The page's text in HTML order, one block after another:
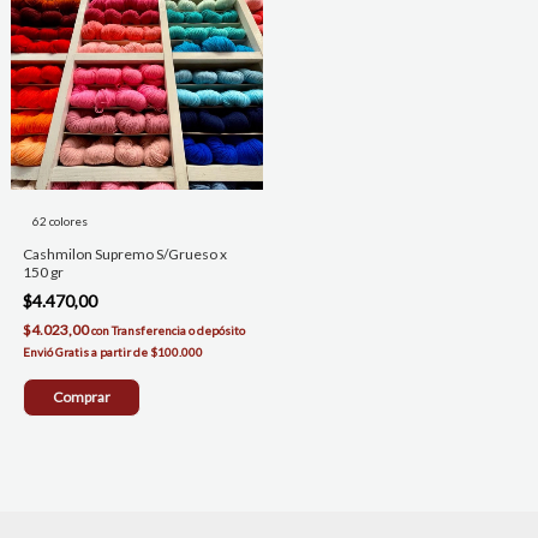
62 colores
Cashmilon Supremo S/Grueso x
150 gr
$4.470,00
$4.023,00conTransferencia o depósito
Comprar